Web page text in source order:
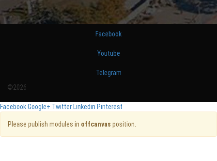
Facebook
Youtube
Telegram
©2026
FacebookGoogle+ TwitterLinkedin Pinterest
Please publish modules in offcanvas position.